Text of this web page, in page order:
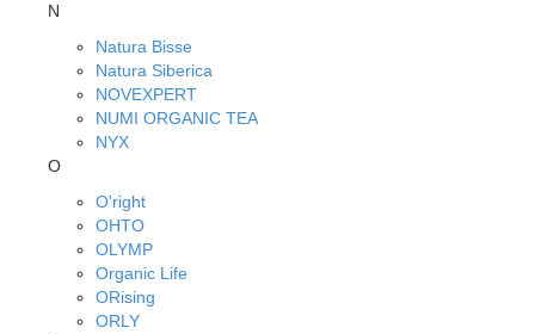
N
Natura Bisse
Natura Siberica
NOVEXPERT
NUMI ORGANIC TEA
NYX
O
O'right
OHTO
OLYMP
Organic Life
ORising
ORLY